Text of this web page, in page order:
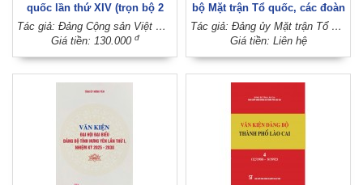
quốc lần thứ XIV (trọn bộ 2
tập)
Tác giả: Đảng Cộng sản Việt Nam
Giá tiền: 130.000 đ
bộ Mặt trận Tổ quốc, các đoàn
thể Trung ương lần thứ I,
nhiệm kỳ 2025 - 2030
Tác giả: Đảng ủy Mặt trận Tổ quốc, các đoàn thể Trung ương
Giá tiền: Liên hệ